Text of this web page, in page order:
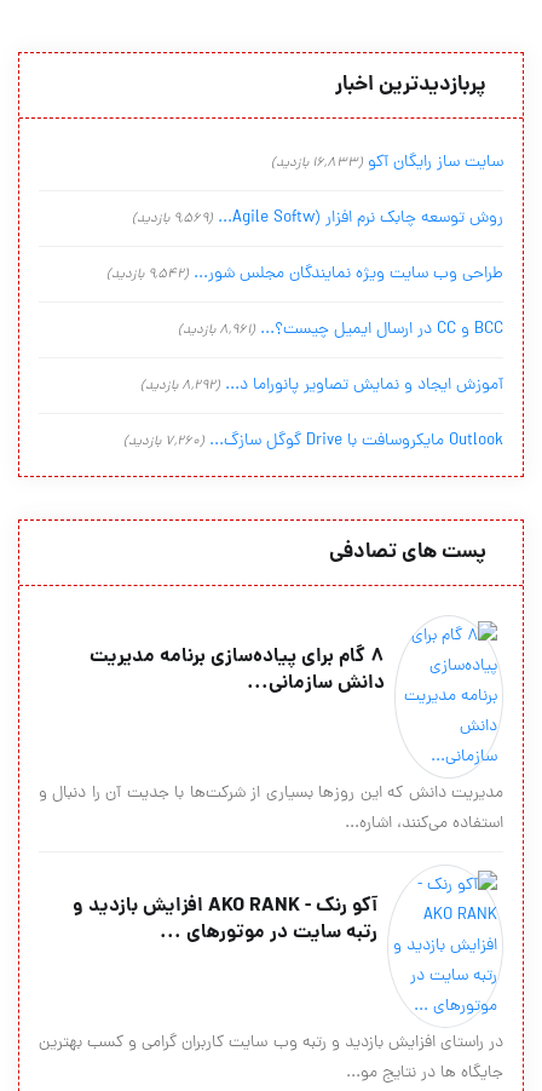
پربازدیدترین اخبار
سایت ساز رایگان آکو (16,833 بازدید)
روش توسعه چابک نرم افزار (Agile Softw... (9,569 بازدید)
طراحی وب سایت ویژه نمایندگان مجلس شور... (9,542 بازدید)
BCC و CC در ارسال ایمیل چیست؟... (8,961 بازدید)
آموزش ایجاد و نمایش تصاویر پانوراما د... (8,292 بازدید)
Outlook مایکروسافت با Drive گوگل سازگ... (7,260 بازدید)
پست های تصادفی
۸ گام برای پیاده‌سازی برنامه مدیریت
دانش سازمانی...
مدیریت دانش که این روزها بسیاری از شرکت‌ها با جدیت آن را دنبال و
استفاده می‌کنند، اشاره...
آکو رنک - AKO RANK افزایش بازدید و
رتبه سایت در موتورهای ...
در راستای افزایش بازدید و رتبه وب سایت کاربران گرامی و کسب بهترین
جایگاه ها در نتایج مو...